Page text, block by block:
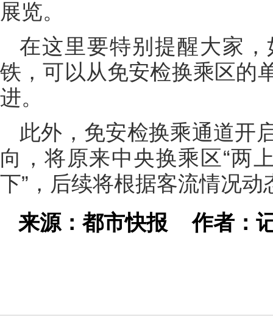
展览。
在这里要特别提醒大家
铁，可以从免安检换乘区的
进。
此外，免安检换乘通道开
向，将原来中央换乘区“两
下”，后续将根据客流情况
来源：都市快报作者：